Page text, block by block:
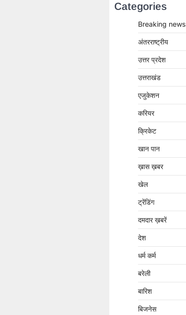
Categories
Breaking news
अंतरराष्ट्रीय
उत्तर प्रदेश
उत्तराखंड
एजुकेशन
करियर
क्रिकेट
खान पान
ख़ास ख़बर
खेल
ट्रेंडिंग
दमदार ख़बरें
देश
धर्म कर्म
बरेली
बारिश
बिजनेस